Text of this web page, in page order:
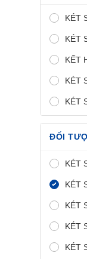
KÉT
KÉT
KẾT
KÉT
KÉT
ĐỐI
KÉT
KÉT
KÉT
KÉT
KÉT